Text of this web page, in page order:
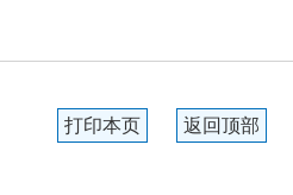
打印本页 返回顶部